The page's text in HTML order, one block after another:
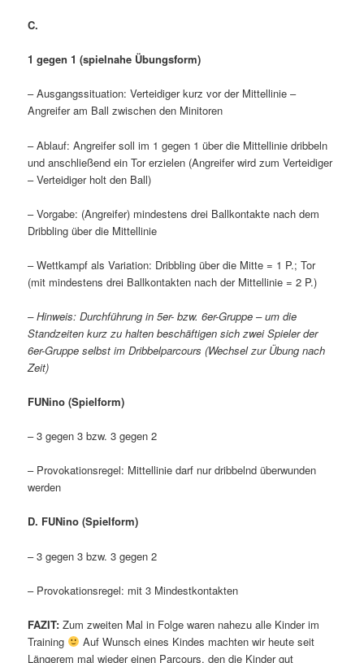
C.
1 gegen 1 (spielnahe Übungsform)
– Ausgangssituation: Verteidiger kurz vor der Mittellinie –
Angreifer am Ball zwischen den Minitoren
– Ablauf: Angreifer soll im 1 gegen 1 über die Mittellinie dribbeln
und anschließend ein Tor erzielen (Angreifer wird zum Verteidiger
– Verteidiger holt den Ball)
– Vorgabe: (Angreifer) mindestens drei Ballkontakte nach dem
Dribbling über die Mittellinie
– Wettkampf als Variation: Dribbling über die Mitte = 1 P.; Tor
(mit mindestens drei Ballkontakten nach der Mittellinie = 2 P.)
– Hinweis: Durchführung in 5er- bzw. 6er-Gruppe – um die
Standzeiten kurz zu halten beschäftigen sich zwei Spieler der
6er-Gruppe selbst im Dribbelparcours (Wechsel zur Übung nach
Zeit)
FUNino (Spielform)
– 3 gegen 3 bzw. 3 gegen 2
– Provokationsregel: Mittellinie darf nur dribbelnd überwunden
werden
D. FUNino (Spielform)
– 3 gegen 3 bzw. 3 gegen 2
– Provokationsregel: mit 3 Mindestkontakten
FAZIT: Zum zweiten Mal in Folge waren nahezu alle Kinder im
Training
Auf Wunsch eines Kindes machten wir heute seit
Längerem mal wieder einen Parcours, den die Kinder gut